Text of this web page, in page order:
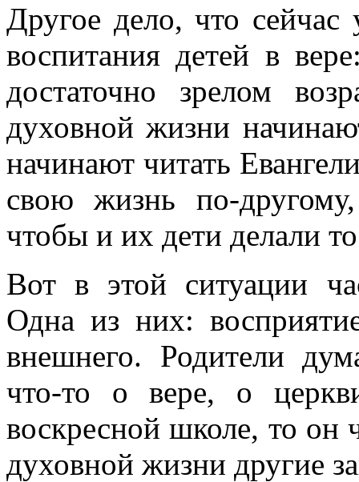
Другое дело, что
воспитания детей в
достаточно зрелом
духовной жизни
начинают читать
свою жизнь по-
чтобы и их дети делали
Вот в этой ситуации
Одна из них:
внешнего. Родители
что-то о вере, о
воскресной школе, то он
духовной жизни другие